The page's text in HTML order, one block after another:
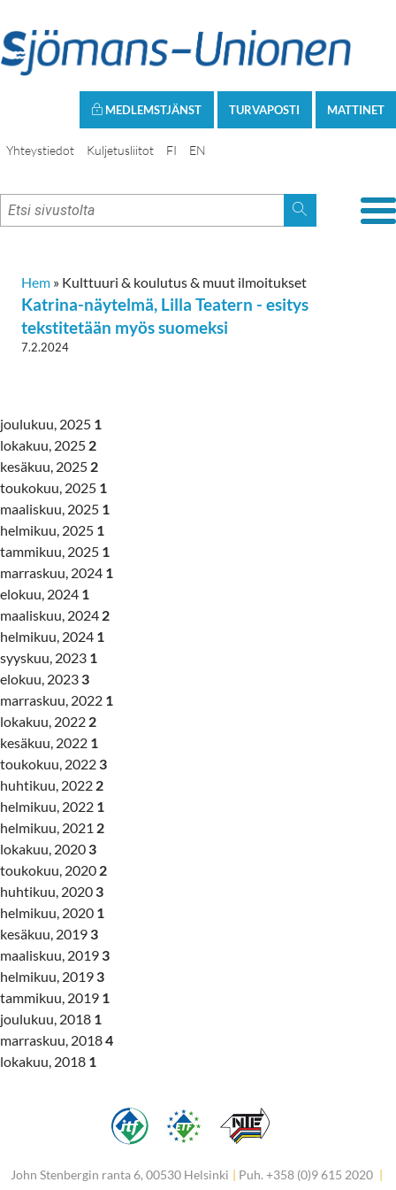
MATTINET
TURVAPOSTI
MEDLEMSTJÄNST
Yhteystiedot Kuljetusliitot FI EN
Hem » Kulttuuri & koulutus & muut ilmoitukset
Katrina-näytelmä, Lilla Teatern - esitys
tekstitetään myös suomeksi
7.2.2024
joulukuu, 2025 1
lokakuu, 2025 2
kesäkuu, 2025 2
toukokuu, 2025 1
maaliskuu, 2025 1
helmikuu, 2025 1
tammikuu, 2025 1
marraskuu, 2024 1
elokuu, 2024 1
maaliskuu, 2024 2
helmikuu, 2024 1
syyskuu, 2023 1
elokuu, 2023 3
marraskuu, 2022 1
lokakuu, 2022 2
kesäkuu, 2022 1
toukokuu, 2022 3
huhtikuu, 2022 2
helmikuu, 2022 1
helmikuu, 2021 2
lokakuu, 2020 3
toukokuu, 2020 2
huhtikuu, 2020 3
helmikuu, 2020 1
kesäkuu, 2019 3
maaliskuu, 2019 3
helmikuu, 2019 3
tammikuu, 2019 1
joulukuu, 2018 1
marraskuu, 20184
lokakuu, 2018 1
John Stenbergin ranta 6, 00530 Helsinki | Puh. +358 (0)9 615 2020 |